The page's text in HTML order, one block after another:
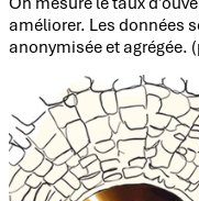
améliorer. Les données
anonymisée et agrégée.